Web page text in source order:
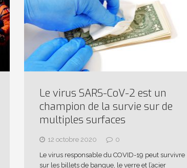
Le virus SARS-CoV-2 est un
champion de la survie sur de
multiples surfaces
12 octobre 2020
0
Le virus responsable du COVID-19 peut survivre
sur les billets de banque, le verre et l’acier